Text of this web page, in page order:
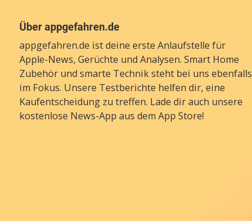
Über appgefahren.de
appgefahren.de ist deine erste Anlaufstelle für
Apple-News, Gerüchte und Analysen. Smart Home
Zubehör und smarte Technik steht bei uns ebenfalls
im Fokus. Unsere Testberichte helfen dir, eine
Kaufentscheidung zu treffen. Lade dir auch unsere
kostenlose News-App aus dem App Store!